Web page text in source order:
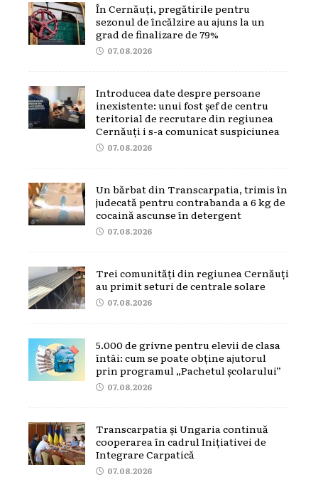
În Cernăuți, pregătirile pentru
sezonul de încălzire au ajuns la un
grad de finalizare de 79%
07.08.2026
Introducea date despre persoane
inexistente: unui fost șef de centru
teritorial de recrutare din regiunea
Cernăuți i s-a comunicat suspiciunea
07.08.2026
Un bărbat din Transcarpatia, trimis în
judecată pentru contrabanda a 6 kg de
cocaină ascunse în detergent
07.08.2026
Trei comunități din regiunea Cernăuți
au primit seturi de centrale solare
07.08.2026
5.000 de grivne pentru elevii de clasa
întâi: cum se poate obține ajutorul
prin programul „Pachetul școlarului”
07.08.2026
Transcarpatia și Ungaria continuă
cooperarea în cadrul Inițiativei de
Integrare Carpatică
07.08.2026